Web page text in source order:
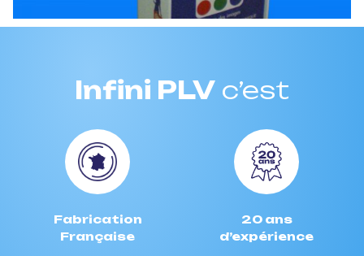
Infini PLV c’est
Fabrication
Française
20 ans
d’expérience